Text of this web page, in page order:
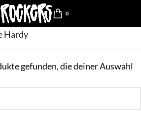
0
Hardy
gefunden, die deiner Auswahl